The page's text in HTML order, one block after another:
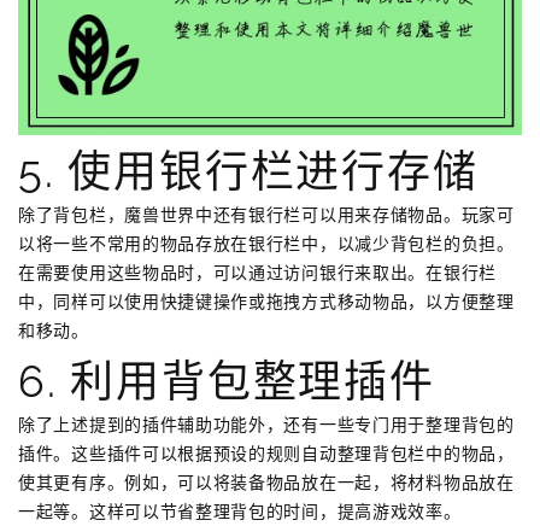
5. 使用银行栏进行存储
除了背包栏，魔兽世界中还有银行栏可以用来存储物品。玩家可
以将一些不常用的物品存放在银行栏中，以减少背包栏的负担。
在需要使用这些物品时，可以通过访问银行来取出。在银行栏
中，同样可以使用快捷键操作或拖拽方式移动物品，以方便整理
和移动。
6. 利用背包整理插件
除了上述提到的插件辅助功能外，还有一些专门用于整理背包的
插件。这些插件可以根据预设的规则自动整理背包栏中的物品，
使其更有序。例如，可以将装备物品放在一起，将材料物品放在
一起等。这样可以节省整理背包的时间，提高游戏效率。